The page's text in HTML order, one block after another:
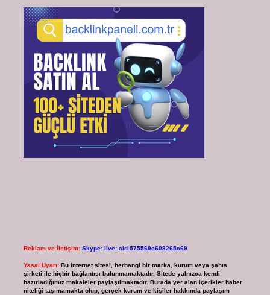
Reklam ve İletişim: Skype: live:.cid.575569c608265c69
Yasal Uyarı: Bu internet sitesi, herhangi bir marka, kurum veya şahıs
şirketi ile hiçbir bağlantısı bulunmamaktadır. Sitede yalnızca kendi
hazırladığımız makaleler paylaşılmaktadır. Burada yer alan içerikler haber
niteliği taşımamakta olup, gerçek kurum ve kişiler hakkında paylaşım